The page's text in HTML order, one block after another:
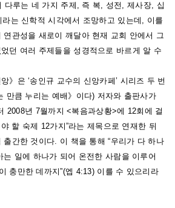
다루는 네 가지 주제, 즉 복, 성전, 제사장, 십
라는 신학적 시각에서 조망하고 있는데, 이를
연관성을 새로이 깨달아 현재 교회 안에서 그
던 여러 주제들을 성경적으로 바르게 알 수
》은 ‘송인규 교수의 신앙카페’ 시리즈 두 번
만큼 누리는 예배》이다) 저자와 출판사가
2008년 7월까지 <복음과상황>에 12회에 걸
할 숙제 12가지”라는 제목으로 연재한 뒤
출간한 것이다. 이 책을 통해 “우리가 다 하나
는 일에 하나가 되어 온전한 사람을 이루어
충만한 데까지”(엡 4:13) 이를 수 있으리라